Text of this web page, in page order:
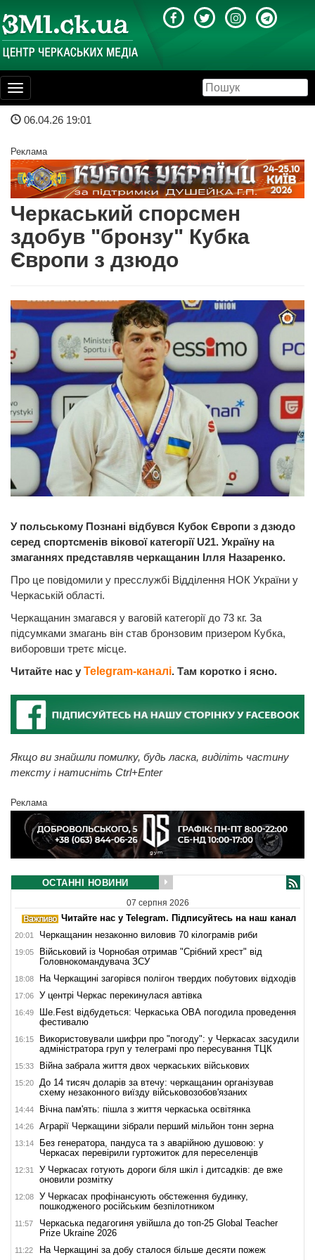
Toggle
navigation
06.04.26 19:01
Реклама
Черкаський спорсмен
здобув "бронзу" Кубка
Європи з дзюдо
У польському Познані відбувся Кубок Європи з дзюдо
серед спортсменів вікової категорії U21. Україну на
змаганнях представляв черкащанин Ілля Назаренко.
Про це повідомили у пресслужбі Відділення НОК України у
Черкаській області.
Черкащанин змагався у ваговій категорії до 73 кг. За
підсумками змагань він став бронзовим призером Кубка,
виборовши третє місце.
Читайте нас у Telegram-каналі. Там коротко і ясно.
Якщо ви знайшли помилку, будь ласка, виділіть частину
тексту і натисніть Ctrl+Enter
Реклама
ОСТАННІ НОВИНИ
07 серпня 2026
Читайте нас у Telegram. Підписуйтесь на наш канал
20:01 Черкащанин незаконно виловив 70 кілограмів риби
19:05
Військовий із Чорнобая отримав "Срібний хрест" від
Головнокомандувача ЗСУ
18:08 На Черкащині загорівся полігон твердих побутових відходів
17:06 У центрі Черкас перекинулася автівка
16:49
Ше.Fest відбудеться: Черкаська ОВА погодила проведення
фестивалю
16:15
Використовували шифри про "погоду": у Черкасах засудили
адміністратора груп у телеграмі про пересування ТЦК
15:33 Війна забрала життя двох черкаських військових
15:20
До 14 тисяч доларів за втечу: черкащанин організував
схему незаконного виїзду військовозобов'язаних
14:44 Вічна пам'ять: пішла з життя черкаська освітянка
14:26 Аграрії Черкащини зібрали перший мільйон тонн зерна
13:14
Без генератора, пандуса та з аварійною душовою: у
Черкасах перевірили гуртожиток для переселенців
12:31
У Черкасах готують дороги біля шкіл і дитсадків: де вже
оновили розмітку
12:08
У Черкасах профінансують обстеження будинку,
пошкодженого російським безпілотником
11:57
Черкаська педагогиня увійшла до топ-25 Global Teacher
Prize Ukraine 2026
11:22 На Черкащині за добу сталося більше десяти пожеж